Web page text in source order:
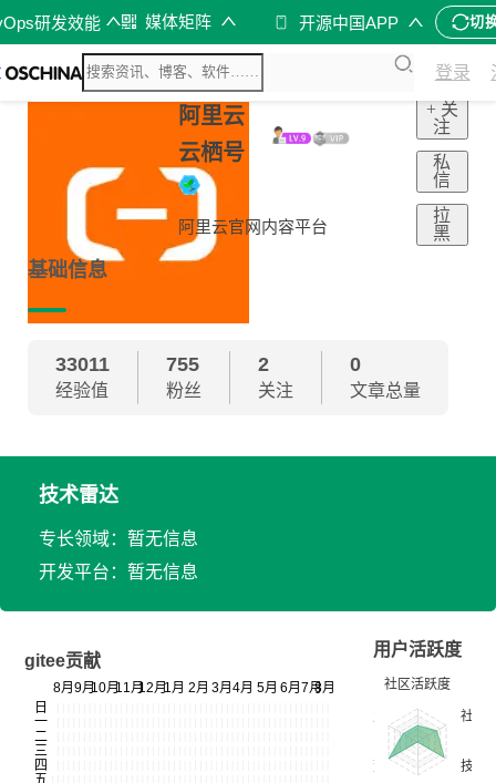
研发效能 媒体矩阵 开源中国APP 切
登录
阿里云
云栖号
阿里云官网内容平台
+ 关
注
私
信
拉
黑
基础信息
33011
经验值
755
粉丝
2
关注
0
文章总量
技术雷达
专长领域：暂无信息
开发平台：暂无信息
gitee贡献
用户活跃度